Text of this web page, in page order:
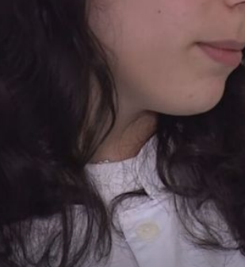
dan
VEČERAS U PROVJERENOM
Elena i Toma kao palčići su
Petrovoj: ''92 dana samo sam
kosicu...''